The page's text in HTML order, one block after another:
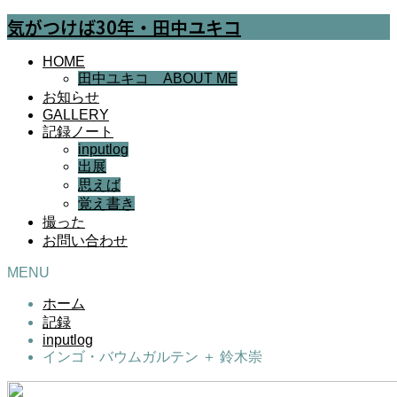
気がつけば30年・田中ユキコ
HOME
田中ユキコ ABOUT ME
お知らせ
GALLERY
記録ノート
inputlog
出展
思えば
覚え書き
撮った
お問い合わせ
MENU
ホーム
記録
inputlog
インゴ・バウムガルテン ＋ 鈴木崇